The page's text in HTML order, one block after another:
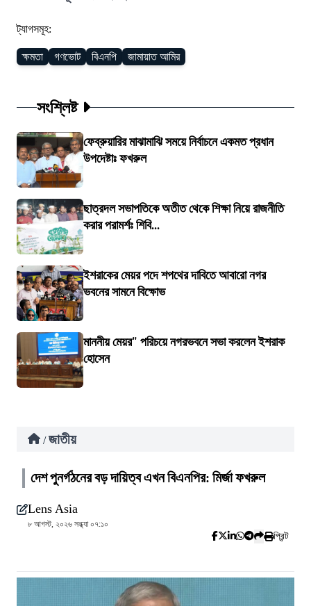
ট্যাগসমূহ:
ক্ষমতা গণভোট বিএনপি জামায়াত আমির
সংশ্লিষ্ট
ফেব্রুয়ারির মাঝামাঝি সময়ে নির্বাচনে একমত প্রধান
উপদেষ্টাঃ ফখরুল
ছাত্রদল সভাপতিকে অতীত থেকে শিক্ষা নিয়ে রাজনীতি
করার পরামর্শঃ শিবি...
ইশরাকের মেয়র পদে শপথের দাবিতে আবারো নগর
ভবনের সামনে বিক্ষোভ
মাননীয় মেয়র" পরিচয়ে নগরভবনে সভা করলেন ইশরাক
হোসেন
/ জাতীয়
দেশ পুনর্গঠনের বড় দায়িত্ব এখন বিএনপির: মির্জা ফখরুল
Lens Asia
৮ আগস্ট, ২০২৬ সন্ধ্যা ০৭:১০
প্রিন্ট